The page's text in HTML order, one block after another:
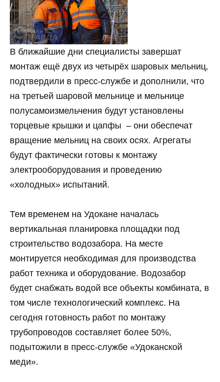
В ближайшие дни специалисты завершат
монтаж ещё двух из четырёх шаровых мельниц,
подтвердили в пресс-службе и дополнили, что
на третьей шаровой мельнице и мельнице
полусамоизмельчения будут установлены
торцевые крышки и цапфы – они обеспечат
вращение мельниц на своих осях. Агрегаты
будут фактически готовы к монтажу
электрооборудования и проведению
«холодных» испытаний.
Тем временем на Удокане началась
вертикальная планировка площадки под
строительство водозабора. На месте
монтируется необходимая для производства
работ техника и оборудование. Водозабор
будет снабжать водой все объекты комбината, в
том числе технологический комплекс. На
сегодня готовность работ по монтажу
трубопроводов составляет более 50%,
подытожили в пресс-службе «Удоканской
меди».